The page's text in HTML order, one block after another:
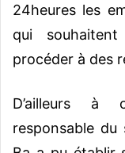
24heures les
qui
procéder à des
D’ailleurs à
responsable du